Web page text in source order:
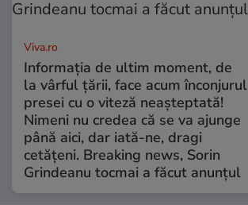
Viva.ro
Informația de ultim moment, de
la vârful țării, face acum înconjurul
presei cu o viteză neașteptată!
Nimeni nu credea că se va ajunge
până aici, dar iată-ne, dragi
cetățeni. Breaking news, Sorin
Grindeanu tocmai a făcut anunțul